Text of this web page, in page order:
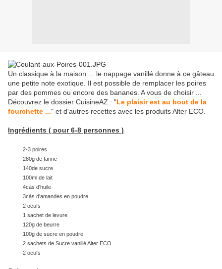
Un classique à la maison ... le nappage vanillé donne à ce gâteau
une petite note exotique. Il est possible de remplacer les poires
par des pommes ou encore des bananes. A vous de choisir ...
Découvrez le dossier CuisineAZ : "Le plaisir est au bout de la
fourchette ..." et d'autres recettes avec les produits Alter ECO.
Ingrédients ( pour 6-8 personnes )
2-3 poires
280g de farine
140de sucre
100ml de lait
4càs d'huile
3càs d'amandes en poudre
2 oeufs
1 sachet de levure
120g de beurre
100g de sucre en poudre
2 sachets de Sucre vanillé Alter ECO
2 oeufs